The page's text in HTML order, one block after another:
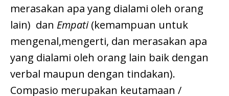
merasakan apa yang dialami oleh orang
lain) dan Empati(kemampuan untuk
mengenal,mengerti, dan merasakan apa
yang dialami oleh orang lain baik dengan
verbal maupun dengan tindakan).
Compasio merupakan keutamaan /